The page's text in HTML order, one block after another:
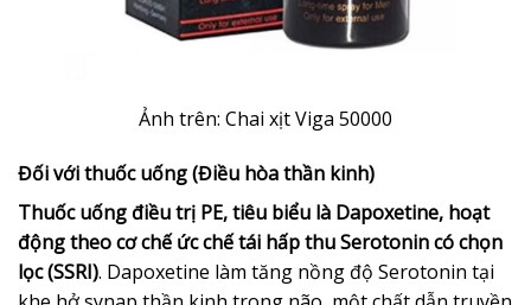
Ảnh trên: Chai xịt Viga 50000
Đối với thuốc uống (Điều hòa thần kinh)
Thuốc uống điều trị PE, tiêu biểu là Dapoxetine, hoạt
động theo cơ chế ức chế tái hấp thu Serotonin có chọn
lọc (SSRI). Dapoxetine làm tăng nồng độ Serotonin tại